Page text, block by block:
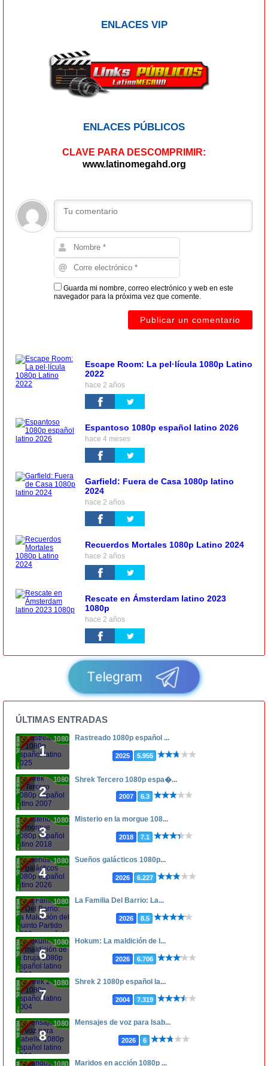
ENLACES VIP
ENLACES PÚBLICOS
CLAVE PARA DESCOMPRIMIR:
www.latinomegahd.org
Guarda mi nombre, correo electrónico y web en este
navegador para la próxima vez que comente.
Escape Room: La pel·lícula 1080p Latino
2022
hace 2 años
Espantoso 1080p español latino 2026
hace 4 meses
Garfield: Fuera de Casa 1080p latino
2024
hace 2 años
Recuerdos Mortales 1080p Latino 2024
hace 2 años
Rescate en Ámsterdam latino 2023
1080p
hace 2 años
Telegram
ÚLTIMAS ENTRADAS
1
1080p Rastreado 1080p español ...
2025 5.955
2
1080p Shrek Tercero 1080p espa�...
2007 6.3
3
1080p Misterio en la morgue 108...
2018 7.1
4
1080p Sueños galácticos 1080p...
2026 6.227
5
1080p La Familia Del Barrio: La...
2026 8.5
6
1080p Hokum: La maldición de l...
2026 6.706
7
1080p Shrek 2 1080p español la...
2004 7.319
8
1080p Mensajes de voz para Isab...
2026 6
1080p Maridos en acción 1080p ...